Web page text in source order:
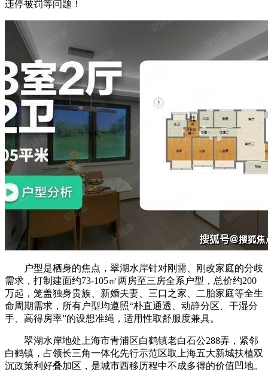
违停被罚等问题！
户型是栖身的焦点，翠湖水岸针对刚需、刚改家庭的分歧
需求，打制建面约73-105㎡两房至三房全系户型，总价约200
万起，笼盖独身贵族、新婚夫妻、三口之家、二胎家庭等全生
命周期需求，所有户型均遵照“朴直通透、动静分区、干湿分
手、高得房率”的设想准绳，适用性取舒服度兼具。
翠湖水岸地处上海市青浦区白鹤镇老白石公288弄，紧邻
白鹤镇，占领长三角一体化先行示范区取上海五大新城扶植双
沉政策利好叠加区，是城市西移历程中不成多得的价值凹地。